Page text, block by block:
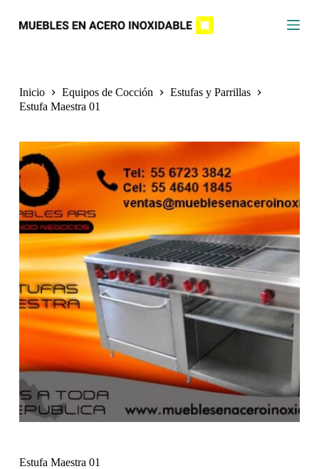
n
n
d
o
Inicio Equipos de Cocción
Estufas y Parrillas
Estufa Maestra 01
Estufa Maestra 01